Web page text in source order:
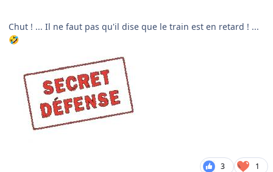
Chut ! ... Il ne faut pas qu'il dise que le train est en retard ! ...
🤣
3 1